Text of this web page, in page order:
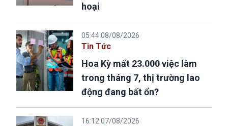
hoại
05:44 08/08/2026
Tin Tức
Hoa Kỳ mất 23.000 việc làm
trong tháng 7, thị trường lao
động đang bất ổn?
16:12 07/08/2026